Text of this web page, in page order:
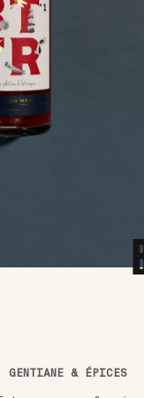
GENTIANE & ÉPICES